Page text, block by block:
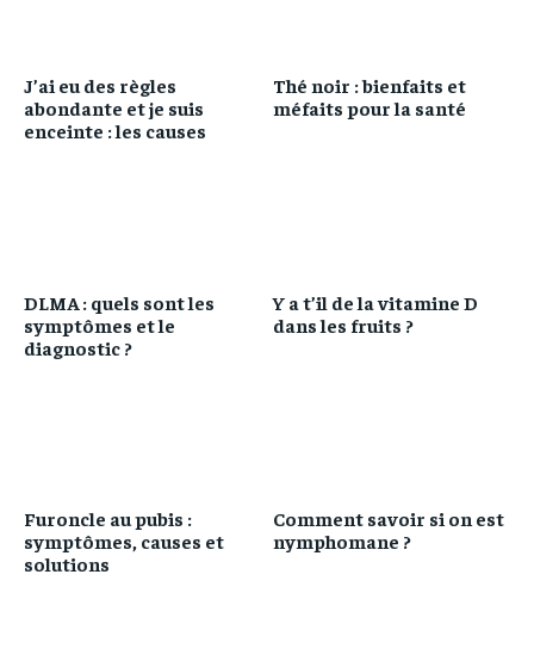
J’ai eu des règles
abondante et je suis
enceinte : les causes
Thé noir : bienfaits et
méfaits pour la santé
DLMA : quels sont les
symptômes et le
diagnostic ?
Y a t’il de la vitamine D
dans les fruits ?
Furoncle au pubis :
symptômes, causes et
solutions
Comment savoir si on est
nymphomane ?